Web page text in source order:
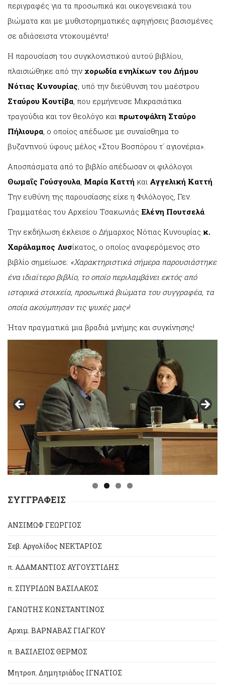
περιγραφές για τα προσωπικά και οικογενειακά του
βιώματα και με μυθιστορηματικές αφηγήσεις βασισμένες
σε αδιάσειστα ντοκουμέντα!
Η παρουσίαση του συγκλονιστικού αυτού βιβλίου,
πλαισιώθηκε από την χορωδία ενηλίκων του Δήμου
Νότιας Κυνουρίας, υπό την διεύθυνση του μαέστρου
Σταύρου Κουτίβα, που ερμήνευσε Μικρασιάτικα
τραγούδια και τον θεολόγο και πρωτοψάλτη Σταύρο
Πήλιουρα, ο οποίος απέδωσε με συναίσθημα το
βυζαντινού ύφους μέλος «Στου Βοσπόρου τ΄ αγιονέρια».
Αποσπάσματα από το βιβλίο απέδωσαν οι φιλόλογοι
Θωμαΐς Γούσγουλα, Μαρία Καττή και Αγγελική Καττή.
Την ευθύνη της παρουσίασης είχε η Φιλόλογος, Γεν.
Γραμματέας του Αρχείου Τσακωνιάς Ελένη Πουτσελά.
Την εκδήλωση έκλεισε ο Δήμαρχος Νότιας Κυνουρίας κ.
Χαράλαμπος Λυσίκατος, ο οποίος αναφερόμενος στο
βιβλίο σημείωσε: «Χαρακτηριστικά σήμερα παρουσιάστηκε
ένα ιδιαίτερο βιβλίο, το οποίο περιλαμβάνει εκτός από
ιστορικά στοιχεία, προσωπικά βιώματα του συγγραφέα, τα
οποία ακούμπησαν τις ψυχές μας»!
Ήταν πραγματικά μια βραδιά μνήμης και συγκίνησης!
ΣΥΓΓΡΑΦΕΙΣ
ΑΝΣΙΜΩΦ ΓΕΩΡΓΙΟΣ
Σεβ. Αργολίδος ΝΕΚΤΑΡΙΟΣ
π. ΑΔΑΜΑΝΤΙΟΣ ΑΥΓΟΥΣΤΙΔΗΣ
π. ΣΠΥΡΙΔΩΝ ΒΑΣΙΛΑΚΟΣ
ΓΑΝΩΤΗΣ ΚΩΝΣΤΑΝΤΙΝΟΣ
Αρχιμ. ΒΑΡΝΑΒΑΣ ΓΙΑΓΚΟΥ
π. ΒΑΣΙΛΕΙΟΣ ΘΕΡΜΟΣ
Μητροπ. Δημητριάδος ΙΓΝΑΤΙΟΣ